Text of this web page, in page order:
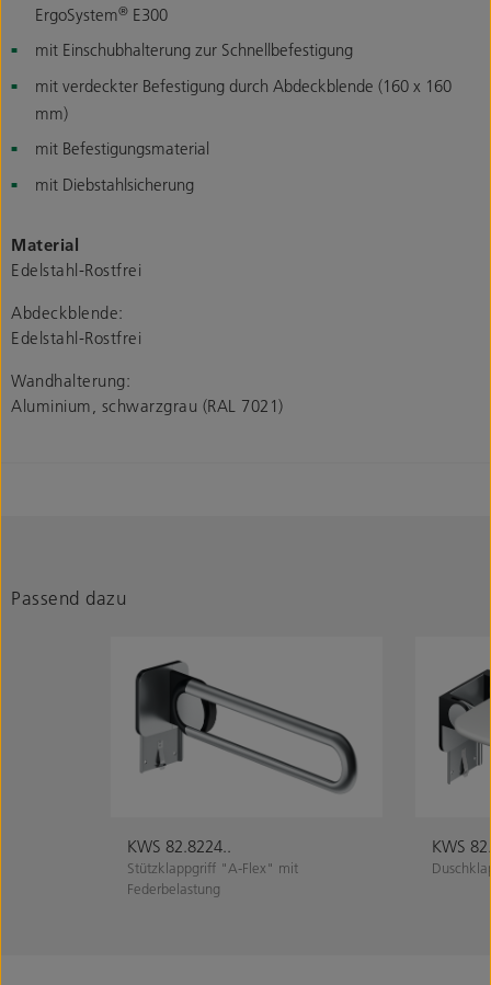
ErgoSystem® E300
mit Einschubhalterung zur Schnellbefestigung
mit verdeckter Befestigung durch Abdeckblende (160 x 160
mm)
mit Befestigungsmaterial
mit Diebstahlsicherung
Material
Edelstahl-Rostfrei
Abdeckblende:
Edelstahl-Rostfrei
Wandhalterung:
Aluminium, schwarzgrau (RAL 7021)
Passend dazu
KWS 82.8224..
Stützklappgriff "A-Flex" mit
Federbelastung
KWS